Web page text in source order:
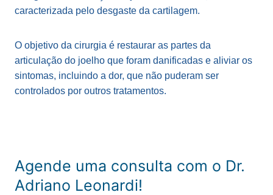
caracterizada pelo desgaste da cartilagem.
O objetivo da cirurgia é restaurar as partes da
articulação do joelho que foram danificadas e aliviar os
sintomas, incluindo a dor, que não puderam ser
controlados por outros tratamentos.
Agende uma consulta com o Dr.
Adriano Leonardi!